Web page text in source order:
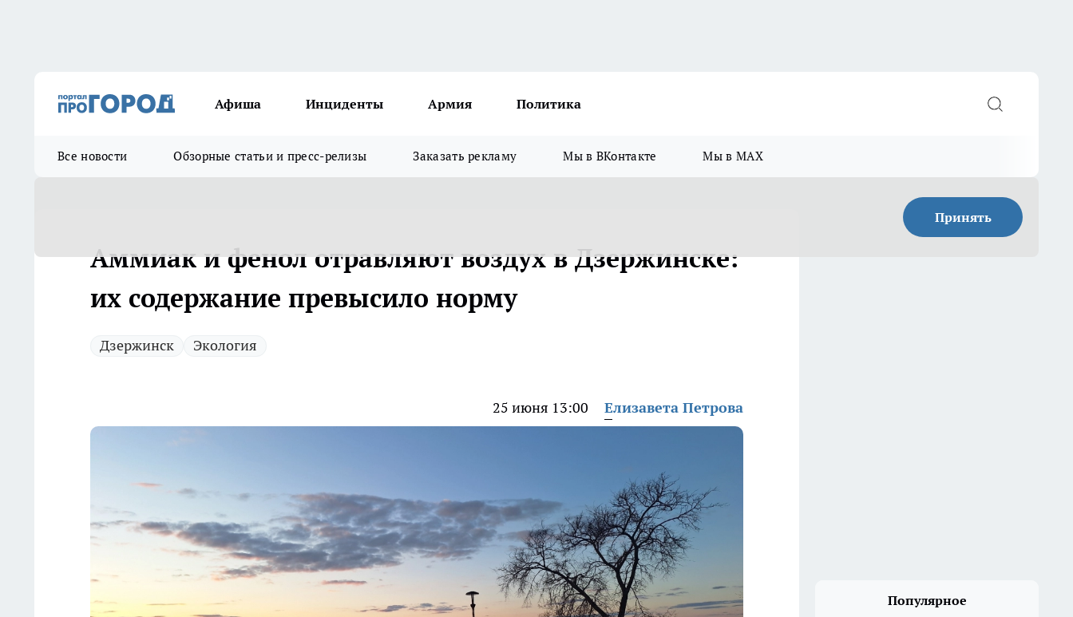
Афиша Инциденты Армия Политика
Все новости Обзорные статьи и пресс-релизы Заказать рекламу Мы в ВКонтакте Мы в MAX
Принять
Аммиак и фенол отравляют воздух в Дзержинске:
их содержание превысило норму
Дзержинск Экология
25 июня 13:00 Елизавета Петрова
Популярное